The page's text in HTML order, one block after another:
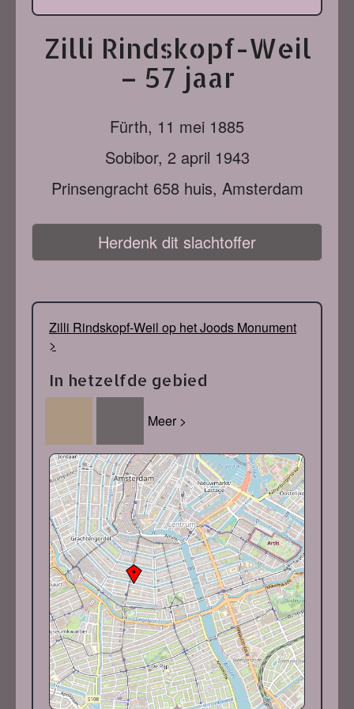
Zilli Rindskopf-Weil
– 57 jaar
Fürth, 11 mei 1885
Sobibor, 2 april 1943
Prinsengracht 658 huis, Amsterdam
Herdenk dit slachtoffer
Zilli Rindskopf-Weil op het Joods Monument
>
In hetzelfde gebied
Meer >